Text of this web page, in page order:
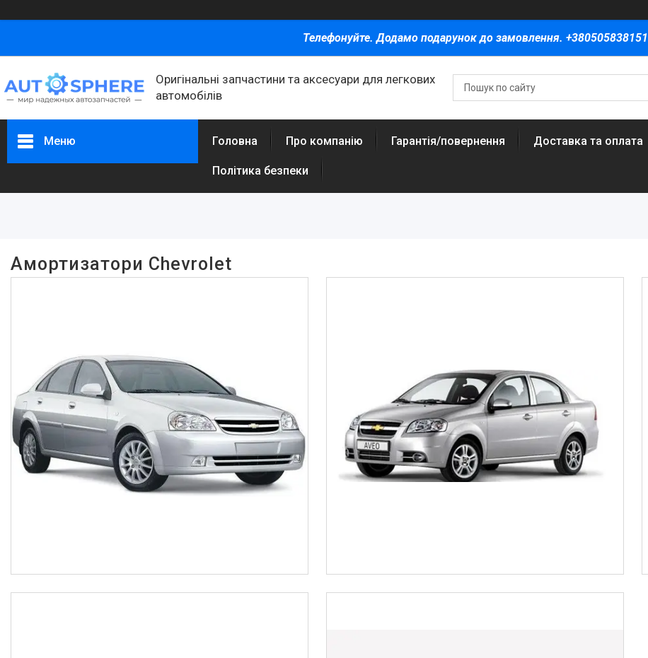
Телефонуйте. Додамо подарунок до замовлення. +380505838151
Оригінальні запчастини та аксесуари для легкових
автомобілів
Меню
Оливи та автохімія
Каталог Запчастин
Корнева група
Головна Про компанію Гарантія/повернення Доставка та оплата
Політика безпеки
Амортизатори Chevrolet